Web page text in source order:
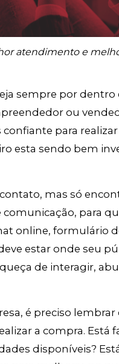
atendimento e
sempre por dentro
ou
para
esta sendo bem
mas só
comunicação, para
online, formulário
estar onde seu
de interagir,
é preciso
a compra. Está
disponíveis?